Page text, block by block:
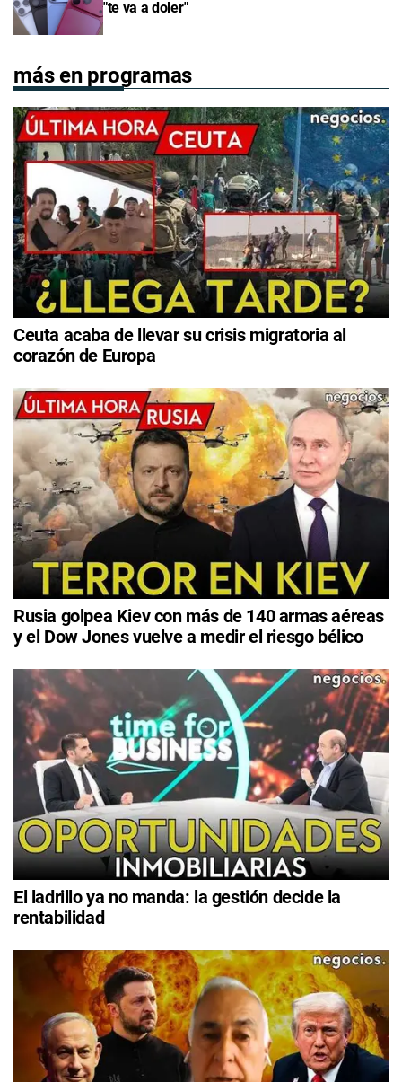
"te va a doler"
más en programas
Ceuta acaba de llevar su crisis migratoria al
corazón de Europa
Rusia golpea Kiev con más de 140 armas aéreas
y el Dow Jones vuelve a medir el riesgo bélico
El ladrillo ya no manda: la gestión decide la
rentabilidad